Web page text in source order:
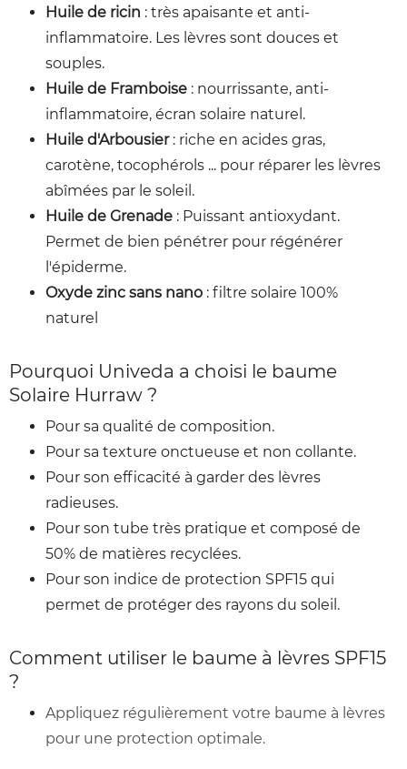
Huile de ricin : très apaisante et anti-
inflammatoire. Les lèvres sont douces et
souples.
Huile de Framboise : nourrissante, anti-
inflammatoire, écran solaire naturel.
Huile d'Arbousier: riche en acides gras,
carotène, tocophérols ... pour réparer les lèvres
abîmées par le soleil.
Huile de Grenade : Puissant antioxydant.
Permet de bien pénétrer pour régénérer
l'épiderme.
Oxyde zinc sans nano : filtre solaire 100%
naturel
Pourquoi Univeda a choisi le baume
Solaire Hurraw ?
Pour sa qualité de composition.
Pour sa texture onctueuse et non collante.
Pour son efficacité à garder des lèvres
radieuses.
Pour son tube très pratique et composé de
50% de matières recyclées.
Pour son indice de protection SPF15 qui
permet de protéger des rayons du soleil.
Comment utiliser le baume à lèvres SPF15
?
Appliquez régulièrement votre baume à lèvres
pour une protection optimale.